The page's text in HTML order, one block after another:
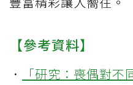
【參考資料】
．
「研究：喪偶對